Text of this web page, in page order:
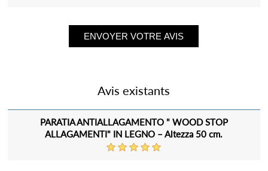
Avis existants
PARATIA ANTIALLAGAMENTO " WOOD STOP
ALLAGAMENTI" IN LEGNO – Altezza 50 cm.